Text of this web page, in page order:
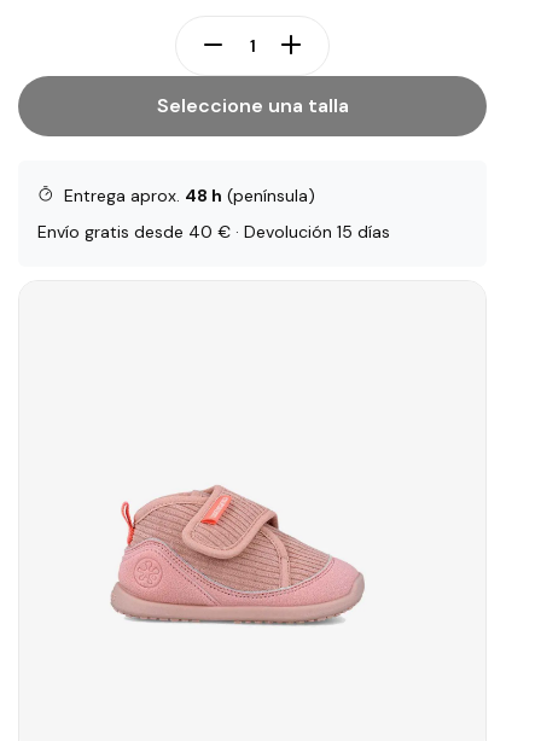
Seleccione una talla
Entrega aprox. 48 h (península)
Envío gratis desde 40 € · Devolución 15 días